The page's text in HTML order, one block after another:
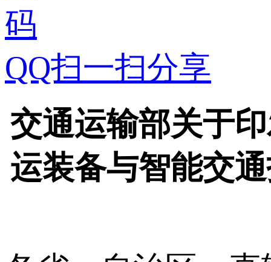
QQ扫一扫分享
交通运输部关于
运装备与智能交